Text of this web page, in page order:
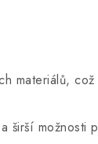
materiálů,
širší možnosti